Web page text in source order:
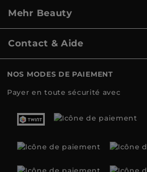
Mehr Beauty
Contact & Aide
NOS MODES DE PAIEMENT
Payer en toute sécurité avec